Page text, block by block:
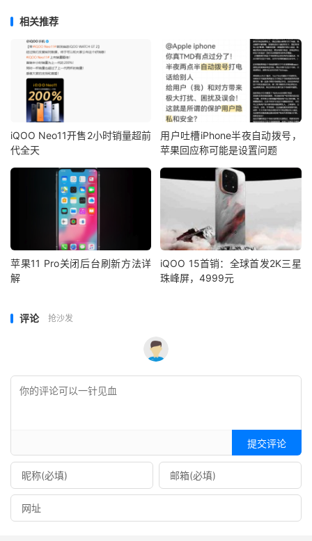
相关推荐
iQOO Neo11开售2小时销量超前
代全天
用户吐槽iPhone半夜自动拨号，
苹果回应称可能是设置问题
苹果11 Pro关闭后台刷新方法详
解
iQOO 15首销：全球首发2K三星
珠峰屏，4999元
评论 抢沙发
提交评论